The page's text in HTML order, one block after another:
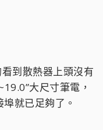
到散熱器上頭沒有
大尺寸筆電，
就已足夠了。